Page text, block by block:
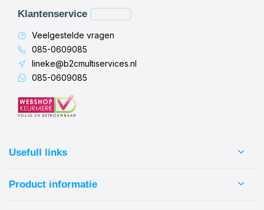
Klantenservice
Veelgestelde vragen
085-0609085
lineke@b2cmultiservices.nl
085-0609085
Usefull links
Product informatie